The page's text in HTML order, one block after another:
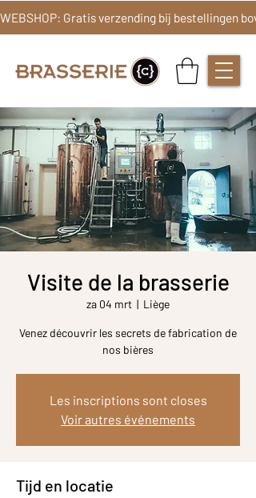
Visite de la brasserie
za 04 mrt
  |
Liège
Venez découvrir les secrets de fabrication de
nos bières
Les inscriptions sont closes
Voir autres événements
Tijd en locatie